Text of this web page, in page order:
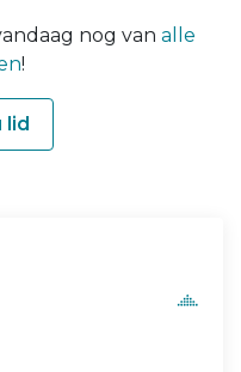
nog van alle
!
lid